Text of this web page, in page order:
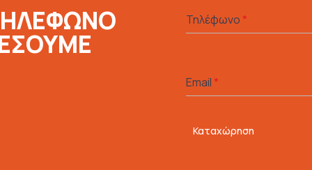
Τηλέφωνο *
Email *
Καταχώρηση